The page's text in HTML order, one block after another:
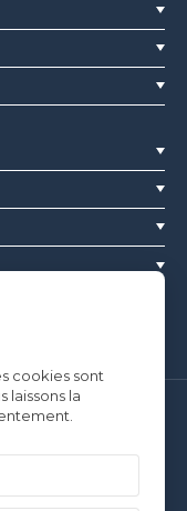
450 900
cookies sont
laissons la